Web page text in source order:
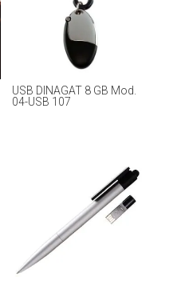
USB DINAGAT 8 GB Mod.
04-USB 107